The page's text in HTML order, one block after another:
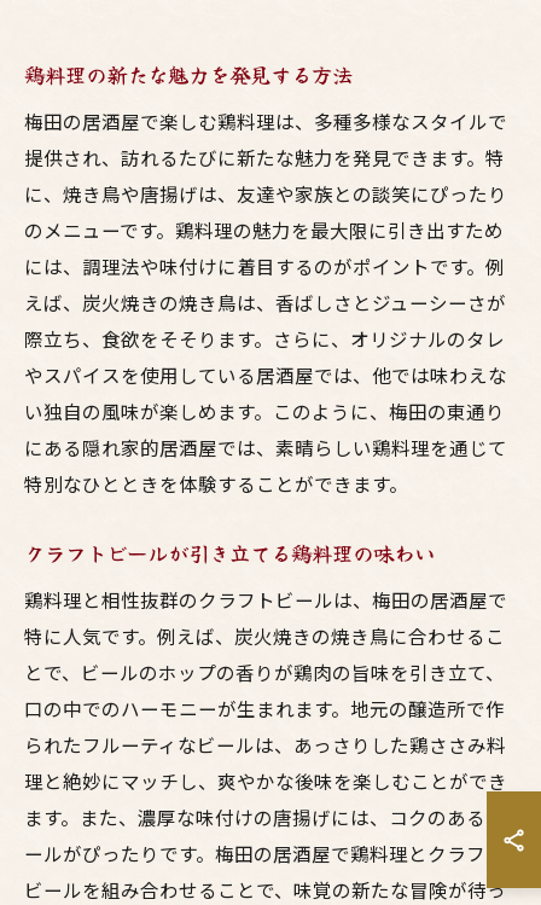
鶏料理の新たな魅力を発見する方法
梅田の居酒屋で楽しむ鶏料理は、多種多様なスタイルで
提供され、訪れるたびに新たな魅力を発見できます。特
に、焼き鳥や唐揚げは、友達や家族との談笑にぴったり
のメニューです。鶏料理の魅力を最大限に引き出すため
には、調理法や味付けに着目するのがポイントです。例
えば、炭火焼きの焼き鳥は、香ばしさとジューシーさが
際立ち、食欲をそそります。さらに、オリジナルのタレ
やスパイスを使用している居酒屋では、他では味わえな
い独自の風味が楽しめます。このように、梅田の東通り
にある隠れ家的居酒屋では、素晴らしい鶏料理を通じて
特別なひとときを体験することができます。
クラフトビールが引き立てる鶏料理の味わい
鶏料理と相性抜群のクラフトビールは、梅田の居酒屋で
特に人気です。例えば、炭火焼きの焼き鳥に合わせるこ
とで、ビールのホップの香りが鶏肉の旨味を引き立て、
口の中でのハーモニーが生まれます。地元の醸造所で作
られたフルーティなビールは、あっさりした鶏ささみ料
理と絶妙にマッチし、爽やかな後味を楽しむことができ
ます。また、濃厚な味付けの唐揚げには、コクのあるビ
ールがぴったりです。梅田の居酒屋で鶏料理とクラフト
ビールを組み合わせることで、味覚の新たな冒険が待っ